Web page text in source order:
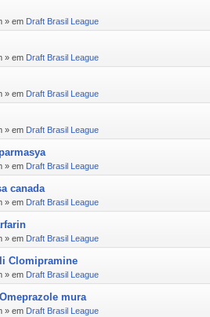
» em Draft Brasil League
» em Draft Brasil League
» em Draft Brasil League
» em Draft Brasil League
» em Draft Brasil League
canada
» em Draft Brasil League
» em Draft Brasil League
Clomipramine
» em Draft Brasil League
mura
» em Draft Brasil League